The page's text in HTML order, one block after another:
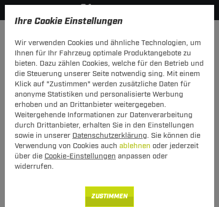
Ihre Cookie Einstellungen
Wir verwenden Cookies und ähnliche Technologien, um
Ihnen für Ihr Fahrzeug optimale Produktangebote zu
bieten. Dazu zählen Cookies, welche für den Betrieb und
die Steuerung unserer Seite notwendig sing. Mit einem
Klick auf "Zustimmen" werden zusätzliche Daten für
anonyme Statistiken und personalisierte Werbung
erhoben und an Drittanbieter weitergegeben.
Weitergehende Informationen zur Datenverarbeitung
durch Drittanbieter, erhalten Sie in den Einstellungen
sowie in unserer Datenschutzerklärung. Sie können die
Verwendung von Cookies auch ablehnen oder jederzeit
über die Cookie-Einstellungen anpassen oder
widerrufen.
ZUSTIMMEN
Hier geht's zur Fahrzeugübersicht: Toyota Proace Verso
Thule Dachträger SlideBar Toyota
Proace Verso 03.2016 - jetzt
T-Nut Adapter verwendbar - mit Fixpunkten